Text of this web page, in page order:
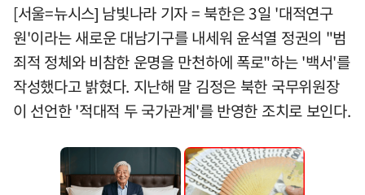
[서울=뉴시스] 남빛나라 기자 = 북한은 3일 '대적연구
원'이라는 새로운 대남기구를 내세워 윤석열 정권의 "범
죄적 정체와 비참한 운명을 만천하에 폭로"하는 '백서'를
작성했다고 밝혔다. 지난해 말 김정은 북한 국무위원장
이 선언한 '적대적 두 국가관계'를 반영한 조치로 보인다.